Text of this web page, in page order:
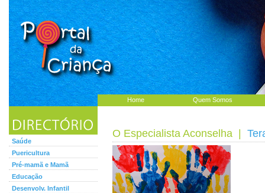
Home Quem Somos
Saúde
Puericultura
Pré-mamã e Mamã
Educação
Desenvolv. Infantil
O Especialista Aconselha